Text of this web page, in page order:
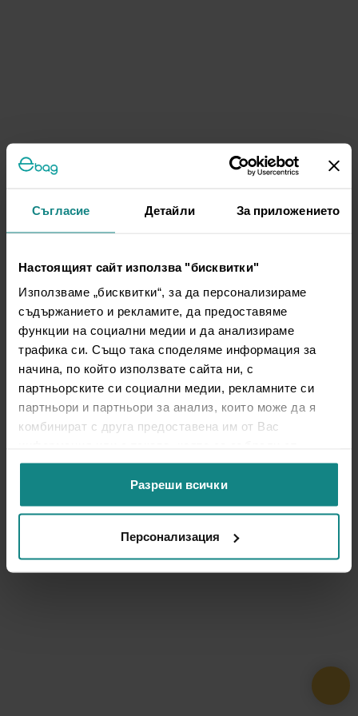
Съгласие Детайли За приложението
Настоящият сайт използва "бисквитки"
Използваме „бисквитки“, за да персонализираме
съдържанието и рекламите, да предоставяме
функции на социални медии и да анализираме
трафика си. Също така споделяме информация за
начина, по който използвате сайта ни, с
партньорските си социални медии, рекламните си
партньори и партньори за анализ, които може да я
комбинират с друга предоставена им от Вас
ползването от Ваша страна на услугите им.
Разреши всички
Персонализация